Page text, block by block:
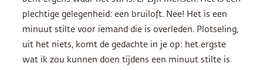
plechtige gelegenheid: een bruiloft. Nee! Het is een
minuut stilte voor iemand die is overleden. Plotseling,
uit het niets, komt de gedachte in je op: het ergste
wat ik zou kunnen doen tijdens een minuut stilte is